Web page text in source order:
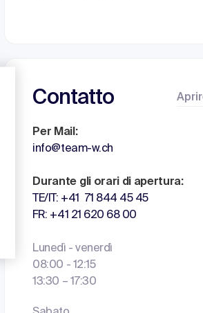
Contatto
Per Mail:
info@team-w.ch
Durante gli orari di apertura:
TE/IT: +41 71 844 45 45
FR: +41 21 620 68 00
Lunedì - venerdì
08:00 - 12:15
13:30 – 17:30